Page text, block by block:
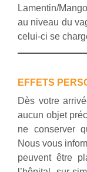
Lamentin/
au niveau du
celui-ci se
EFFETS
Dès votre
aucun objet
ne conserver
Nous vous
peuvent être